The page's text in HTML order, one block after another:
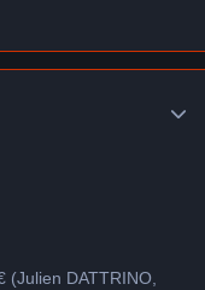
(Julien DATTRINO,